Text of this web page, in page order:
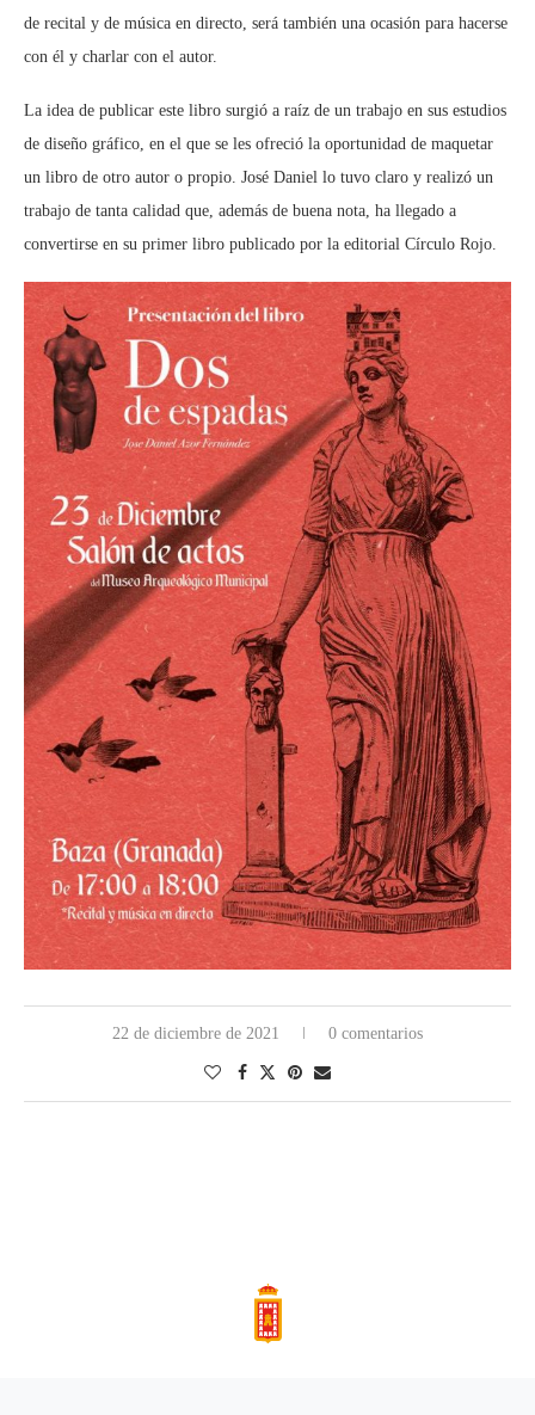
de recital y de música en directo, será también una ocasión para hacerse
con él y charlar con el autor.
La idea de publicar este libro surgió a raíz de un trabajo en sus estudios
de diseño gráfico, en el que se les ofreció la oportunidad de maquetar
un libro de otro autor o propio. José Daniel lo tuvo claro y realizó un
trabajo de tanta calidad que, además de buena nota, ha llegado a
convertirse en su primer libro publicado por la editorial Círculo Rojo.
22 de diciembre de 2021 0 comentarios